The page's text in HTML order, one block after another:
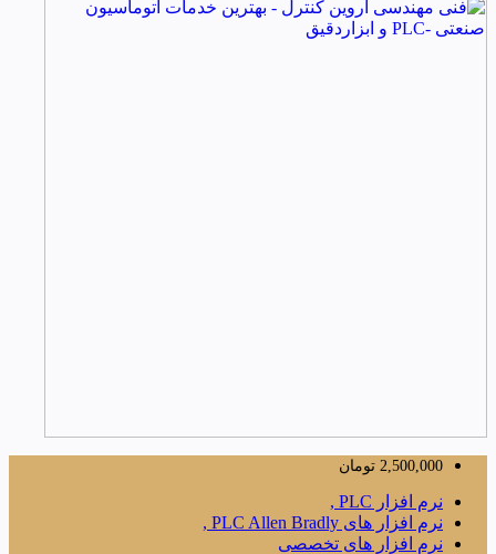
2,500,000 تومان
نرم افزار PLC ,
نرم افزار های PLC Allen Bradly ,
نرم افزار های تخصصی